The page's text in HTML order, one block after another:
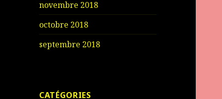
novembre 2018
octobre 2018
septembre 2018
CATÉGORIES